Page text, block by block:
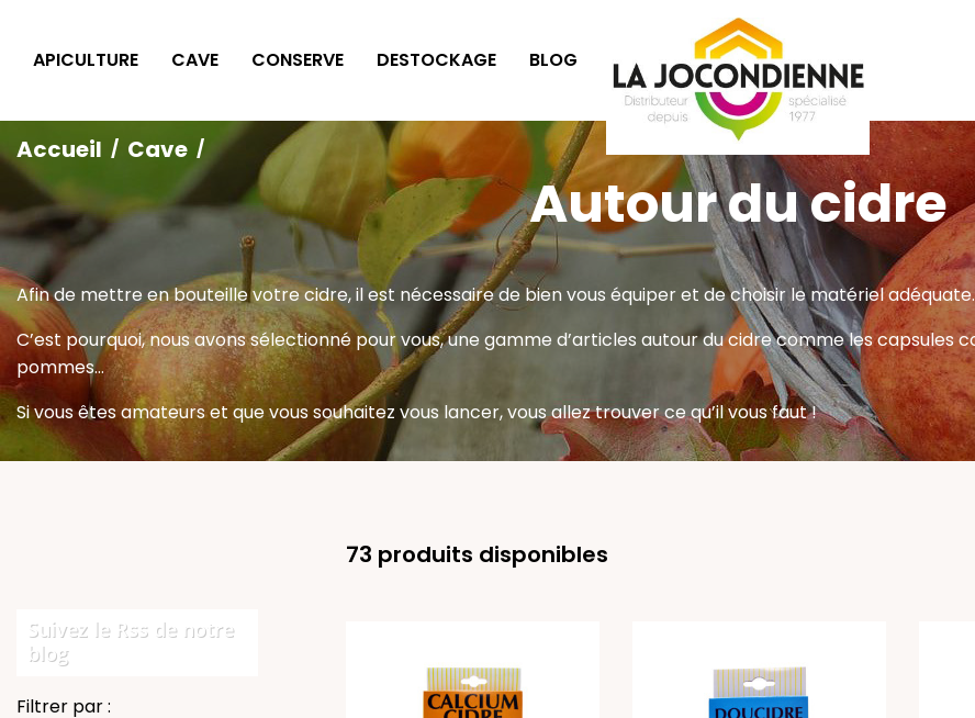
APICULTURE CAVE CONSERVE DESTOCKAGE BLOG SÉLECTION CADEAUX
Accueil Cave
Autour du cidre
Afin de mettre en bouteille votre cidre, il est nécessaire de bien vous équiper et de choisir le matériel adéquate.
C’est pourquoi, nous avons sélectionné pour vous, une gamme d’articles autour du cidre comme les capsules
pommes…
Si vous êtes amateurs et que vous souhaitez vous lancer, vous allez trouver ce qu’il vous faut !
Suivez le Rss de notre
blog
Filtrer par :
73 produits disponibles